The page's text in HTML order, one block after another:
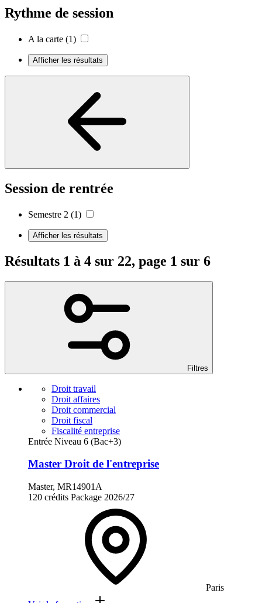
Rythme de session
A la carte (1)
Afficher les résultats
Session de rentrée
Semestre 2 (1)
Afficher les résultats
Résultats 1 à 4 sur 22, page 1 sur 6
Filtres
Droit travail
Droit affaires
Droit commercial
Droit fiscal
Fiscalité entreprise
Entrée Niveau 6 (Bac+3)
Master Droit de l'entreprise
Master, MR14901A
120 crédits Package 2026/27
Paris